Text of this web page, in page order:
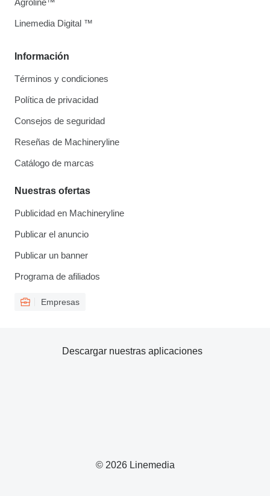
Información
Términos y condiciones
Política de privacidad
Consejos de seguridad
Reseñas de Machineryline
Catálogo de marcas
Nuestras ofertas
Publicidad en Machineryline
Publicar el anuncio
Publicar un banner
Programa de afiliados
Empresas
Agroline™
Linemedia Digital ™
© 2026 Linemedia
Descargar nuestras aplicaciones